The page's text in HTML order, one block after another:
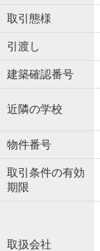
取引態様
引渡し
建築確認番号
近隣の学校
物件番号
取引条件の有効
期限
取扱会社